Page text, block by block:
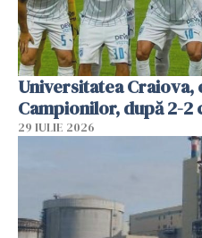
Universitatea Craiova,
Campionilor, după 2-2
29 IULIE 2026